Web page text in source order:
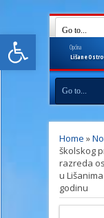
Open toolbar
Lišane
Općina
Home »
školskog
razreda
u
godinu